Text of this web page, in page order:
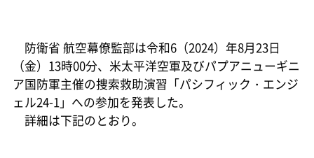
防衛省 航空幕僚監部は令和6（2024）年8月23日
（金）13時00分、米太平洋空軍及びパプアニューギニ
ア国防軍主催の捜索救助演習「パシフィック・エンジ
ェル24-1」への参加を発表した。
詳細は下記のとおり。